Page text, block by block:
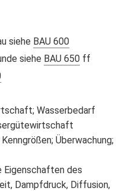
siehe BAU 600
siehe BAU 650ff
Wasserbedarf
Überwachung;
Eigenschaften des
Dampfdruck, Diffusion,